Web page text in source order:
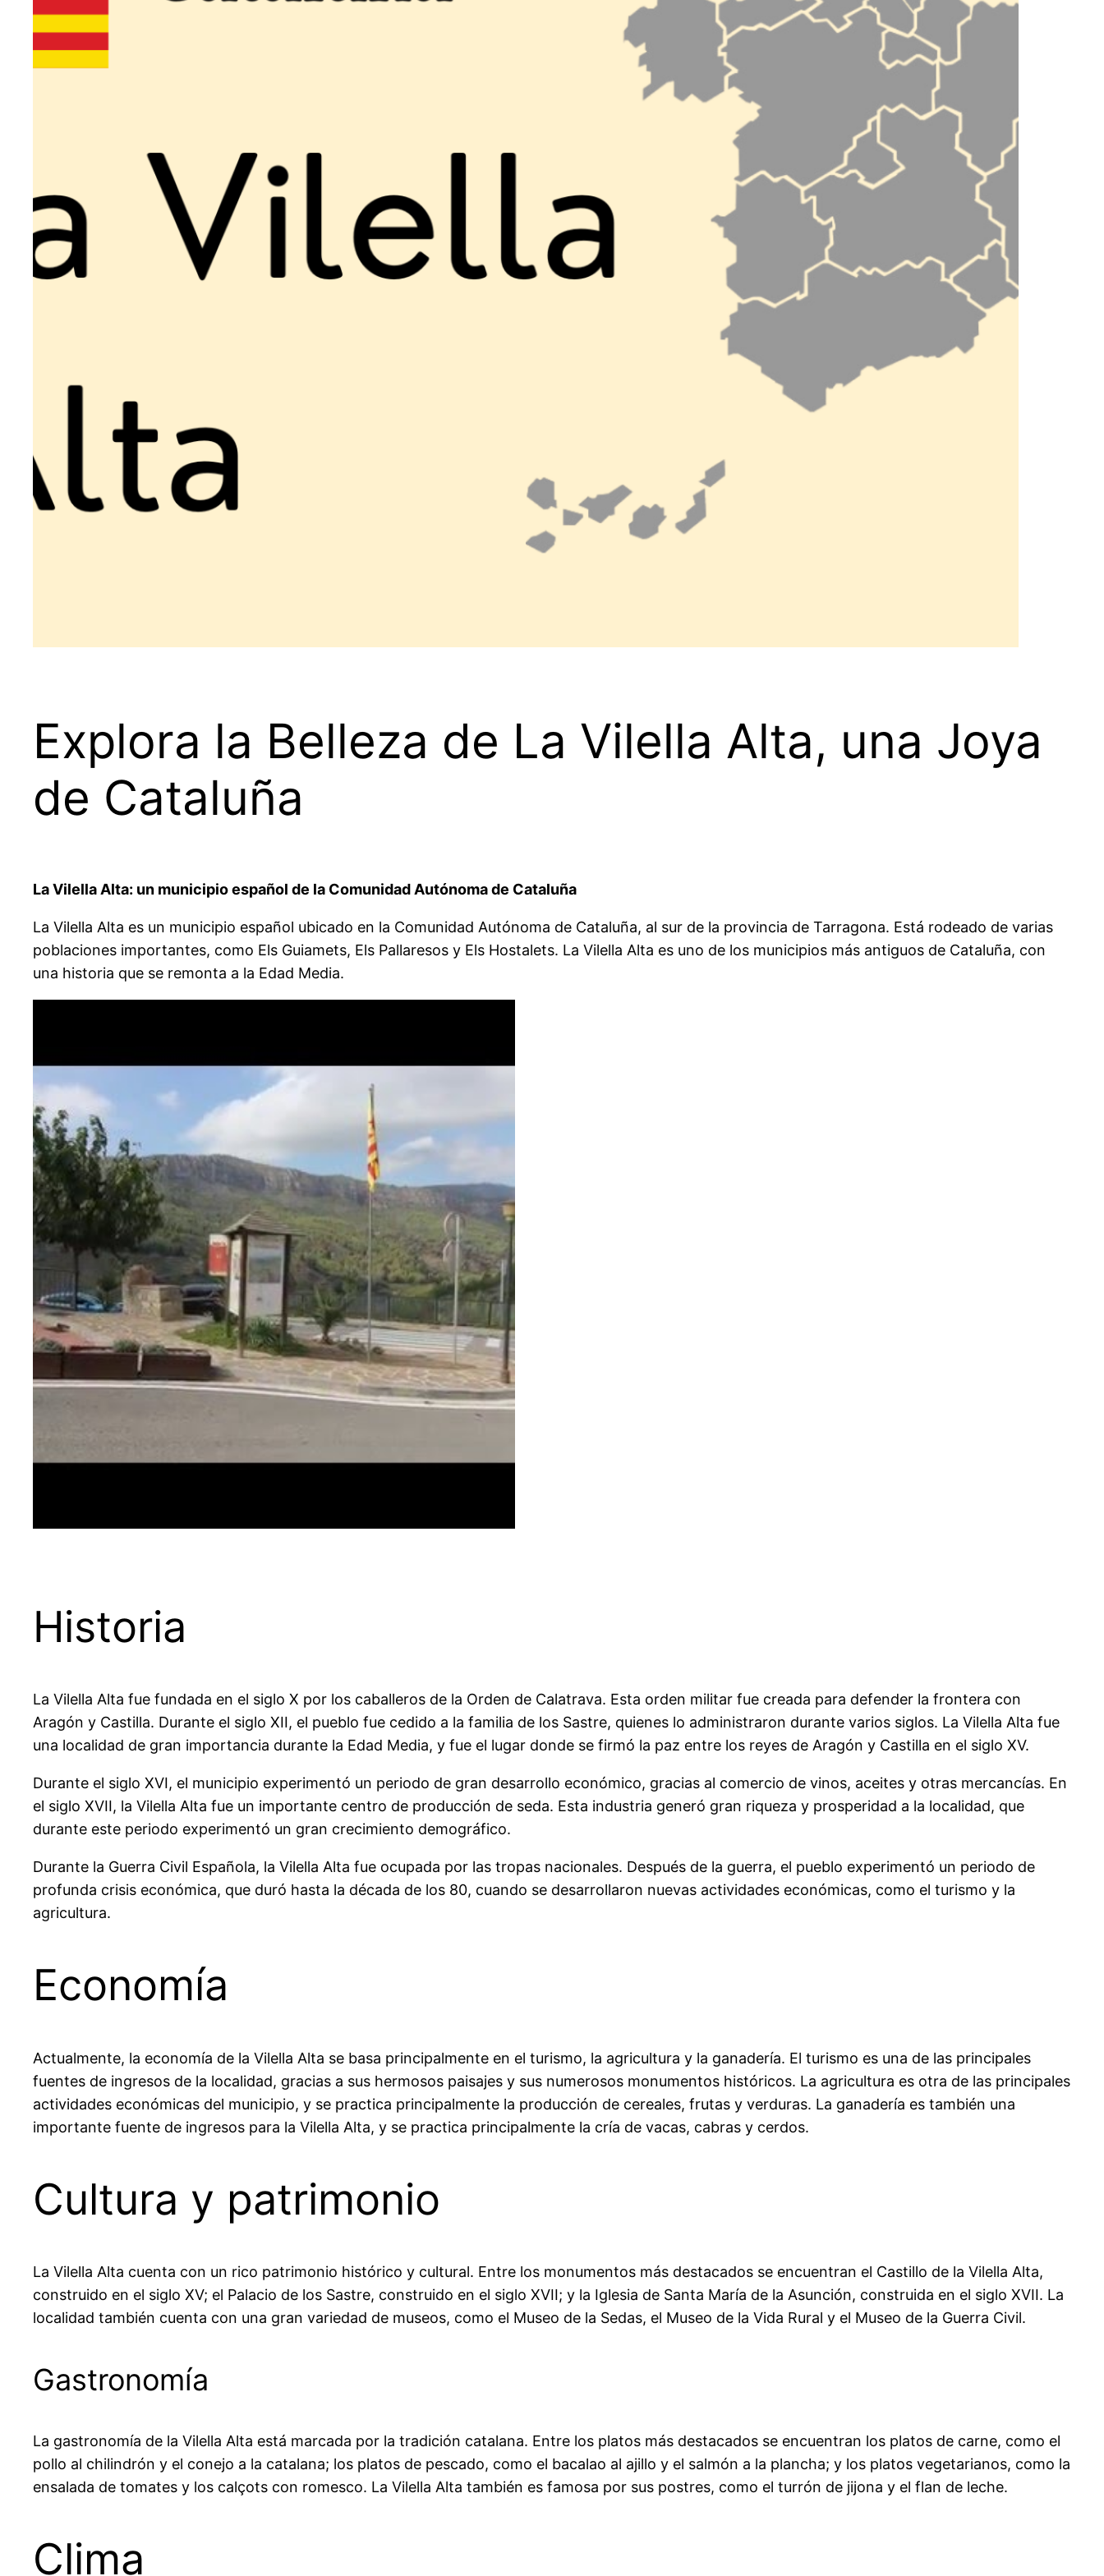
Explora la Belleza de La Vilella Alta, una Joya
de Cataluña
La Vilella Alta: un municipio español de la Comunidad Autónoma de Cataluña
La Vilella Alta es un municipio español ubicado en la Comunidad Autónoma de Cataluña, al sur de la provincia de Tarragona. Está rodeado de varias
poblaciones importantes, como Els Guiamets, Els Pallaresos y Els Hostalets. La Vilella Alta es uno de los municipios más antiguos de Cataluña, con
una historia que se remonta a la Edad Media.
Historia
La Vilella Alta fue fundada en el siglo X por los caballeros de la Orden de Calatrava. Esta orden militar fue creada para defender la frontera con
Aragón y Castilla. Durante el siglo XII, el pueblo fue cedido a la familia de los Sastre, quienes lo administraron durante varios siglos. La Vilella Alta fue
una localidad de gran importancia durante la Edad Media, y fue el lugar donde se firmó la paz entre los reyes de Aragón y Castilla en el siglo XV.
Durante el siglo XVI, el municipio experimentó un periodo de gran desarrollo económico, gracias al comercio de vinos, aceites y otras mercancías. En
el siglo XVII, la Vilella Alta fue un importante centro de producción de seda. Esta industria generó gran riqueza y prosperidad a la localidad, que
durante este periodo experimentó un gran crecimiento demográfico.
Durante la Guerra Civil Española, la Vilella Alta fue ocupada por las tropas nacionales. Después de la guerra, el pueblo experimentó un periodo de
profunda crisis económica, que duró hasta la década de los 80, cuando se desarrollaron nuevas actividades económicas, como el turismo y la
agricultura.
Economía
Actualmente, la economía de la Vilella Alta se basa principalmente en el turismo, la agricultura y la ganadería. El turismo es una de las principales
fuentes de ingresos de la localidad, gracias a sus hermosos paisajes y sus numerosos monumentos históricos. La agricultura es otra de las principales
actividades económicas del municipio, y se practica principalmente la producción de cereales, frutas y verduras. La ganadería es también una
importante fuente de ingresos para la Vilella Alta, y se practica principalmente la cría de vacas, cabras y cerdos.
Cultura y patrimonio
La Vilella Alta cuenta con un rico patrimonio histórico y cultural. Entre los monumentos más destacados se encuentran el Castillo de la Vilella Alta,
construido en el siglo XV; el Palacio de los Sastre, construido en el siglo XVII; y la Iglesia de Santa María de la Asunción, construida en el siglo XVII. La
localidad también cuenta con una gran variedad de museos, como el Museo de la Sedas, el Museo de la Vida Rural y el Museo de la Guerra Civil.
Gastronomía
La gastronomía de la Vilella Alta está marcada por la tradición catalana. Entre los platos más destacados se encuentran los platos de carne, como el
pollo al chilindrón y el conejo a la catalana; los platos de pescado, como el bacalao al ajillo y el salmón a la plancha; y los platos vegetarianos, como la
ensalada de tomates y los calçots con romesco. La Vilella Alta también es famosa por sus postres, como el turrón de jijona y el flan de leche.
Clima